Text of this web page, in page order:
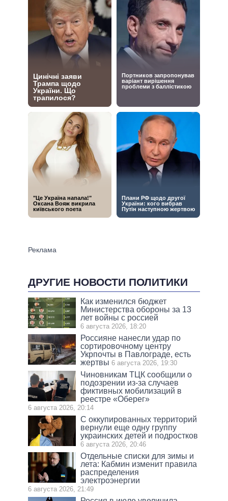
ДРУГИЕ НОВОСТИ ПОЛИТИКИ
Как изменился бюджет
Министерства обороны за 13
лет войны с россией
6 августа 2026, 18:20
Россияне нанесли удар по
сортировочному центру
Укрпочты в Павлограде, есть
жертвы 6 августа 2026, 19:30
Чиновникам ТЦК сообщили о
подозрении из-за случаев
фиктивных мобилизаций в
реестре «Оберег»
6 августа 2026, 20:14
С оккупированных территорий
вернули еще одну группу
украинских детей и подростков
6 августа 2026, 20:46
Отдельные списки для зимы и
лета: Кабмин изменит правила
распределения
электроэнергии
6 августа 2026, 21:49